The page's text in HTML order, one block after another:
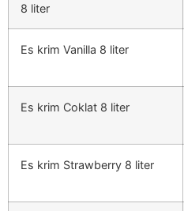
8 liter
Es krim Vanilla 8 liter
Es krim Coklat 8 liter
Es krim Strawberry 8 liter